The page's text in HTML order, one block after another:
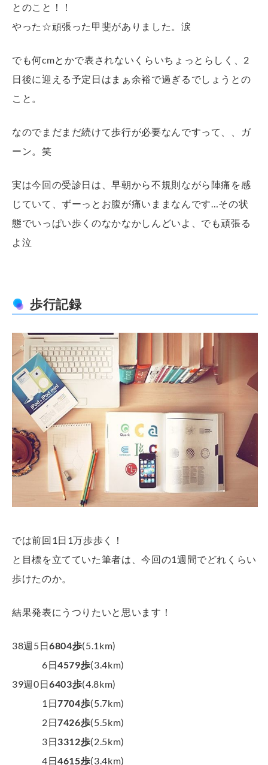
とのこと！！
やった☆頑張った甲斐がありました。涙
でも何cmとかで表されないくらいちょっとらしく、2
日後に迎える予定日はまぁ余裕で過ぎるでしょうとの
こと。
なのでまだまだ続けて歩行が必要なんですって、、ガ
ーン。笑
実は今回の受診日は、早朝から不規則ながら陣痛を感
じていて、ずーっとお腹が痛いままなんです…その状
態でいっぱい歩くのなかなかしんどいよ、でも頑張る
よ泣
歩行記録
では前回1日1万歩歩く！
と目標を立てていた筆者は、今回の1週間でどれくらい
歩けたのか。
結果発表にうつりたいと思います！
38週5日6804歩(5.1km)
6日4579歩(3.4km)
39週0日6403歩(4.8km)
1日7704歩(5.7km)
2日7426歩(5.5km)
3日3312歩(2.5km)
4日4615歩(3.4km)